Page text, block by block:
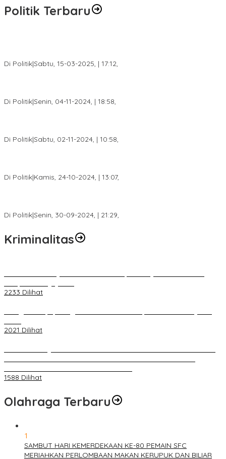
Politik Terbaru
Di Politik|Sabtu, 15-03-2025, | 17:12,
Di Politik|Senin, 04-11-2024, | 18:58,
Di Politik|Sabtu, 02-11-2024, | 10:58,
Di Politik|Kamis, 24-10-2024, | 13:07,
Di Politik|Senin, 30-09-2024, | 21:29,
Kriminalitas
2233 Dilihat
2021 Dilihat
1588 Dilihat
Olahraga Terbaru
1
SAMBUT HARI KEMERDEKAAN KE-80 PEMAIN SFC
MERIAHKAN PERLOMBAAN MAKAN KERUPUK DAN BILIAR